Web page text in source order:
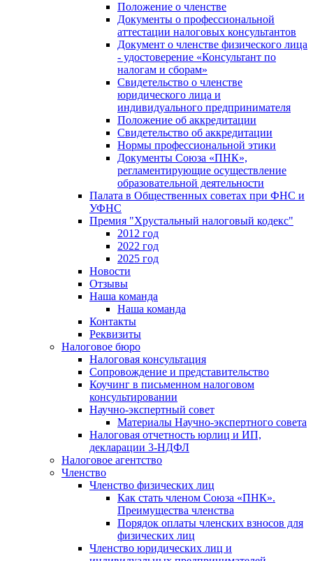
Положение о членстве
Документы о профессиональной
аттестации налоговых консультантов
Документ о членстве физического лица
- удостоверение «Консультант по
налогам и сборам»
Свидетельство о членстве
юридического лица и
индивидуального предпринимателя
Положение об аккредитации
Свидетельство об аккредитации
Нормы профессиональной этики
Документы Союза «ПНК»,
регламентирующие осуществление
образовательной деятельности
Палата в Общественных советах при ФНС и
УФНС
Премия "Хрустальный налоговый кодекс"
2012 год
2022 год
2025 год
Новости
Отзывы
Наша команда
Наша команда
Контакты
Реквизиты
Налоговое бюро
Налоговая консультация
Cопровождение и представительство
Коучинг в письменном налоговом
консультировании
Научно-экспертный совет
Материалы Научно-экспертного совета
Налоговая отчетность юрлиц и ИП,
декларации 3-НДФЛ
Налоговое агентство
Членство
Членство физических лиц
Как стать членом Союза «ПНК».
Преимущества членства
Порядок оплаты членских взносов для
физических лиц
Членство юридических лиц и